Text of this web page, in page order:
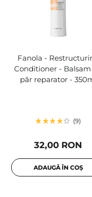
Fanola -
Conditioner -
păr reparator -
9
32,00 RON
ADAUGĂ ÎN COȘ